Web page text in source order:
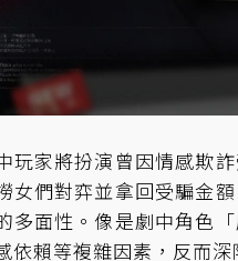
玩家將扮演曾因情感欺
女們對弈並拿回受騙金
多面性。像是劇中角色
依賴等複雜因素，反而